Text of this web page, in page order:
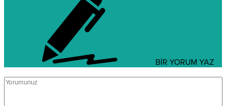
BİR YORUM YAZ